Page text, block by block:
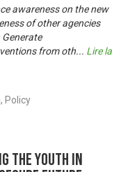
awareness on the new
of other agencies
from oth... Lire la
Policy
the Youth in